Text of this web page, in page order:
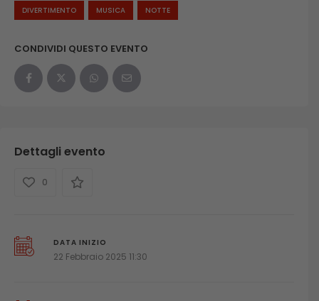
DIVERTIMENTO MUSICA NOTTE
CONDIVIDI QUESTO EVENTO
Dettagli evento
0
DATA INIZIO
22 Febbraio 2025 11:30